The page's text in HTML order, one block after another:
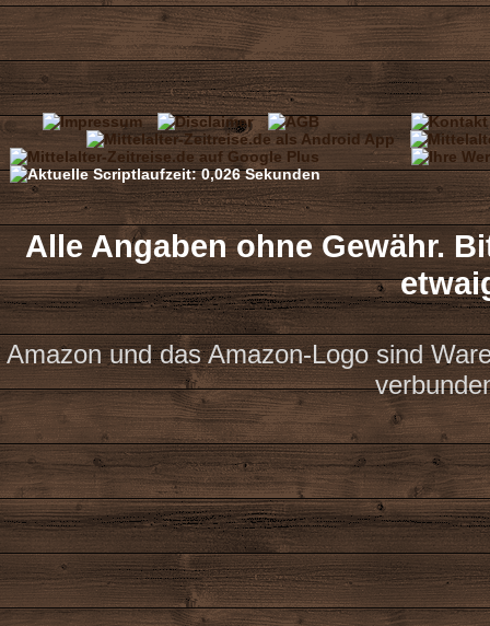
Alle Angaben ohne Gewähr.
Amazon und das Amazon-Logo sind